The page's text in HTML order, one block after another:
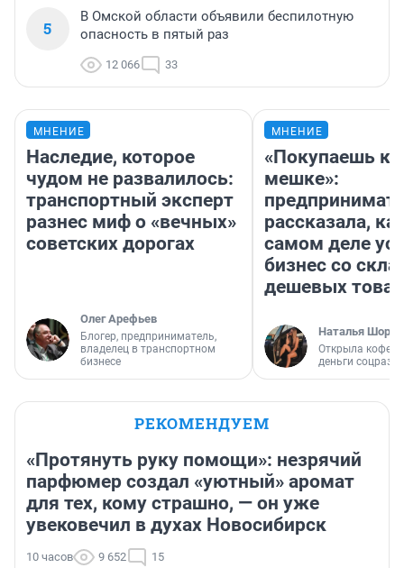
5
В Омской области объявили беспилотную
опасность в пятый раз
12 066 33
МНЕНИЕ
Наследие, которое
чудом не развалилось:
транспортный эксперт
разнес миф о «вечных»
советских дорогах
Олег Арефьев
Блогер, предприниматель,
владелец в транспортном
бизнесе
МНЕНИЕ
«Покупаешь
мешке»:
рассказала,
самом деле
бизнес со
дешевых
Наталья
Открыла
деньги
РЕКОМЕНДУЕМ
«Протянуть руку помощи»: незрячий
парфюмер создал «уютный» аромат
для тех, кому страшно, — он уже
увековечил в духах Новосибирск
10 часов 9 652 15